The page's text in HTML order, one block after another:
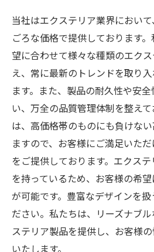
当社はエクステリア業界におい
ごろな価格で提供しております
望に合わせて様々な種類のエク
え、常に最新のトレンドを取り
ます。また、製品の耐久性や安
い、万全の品質管理体制を整え
は、高価格帯のものにも負けな
ますので、お客様にご満足いた
をご提供しております。エクス
を持っているため、お客様の希
が可能です。豊富なデザインを
ださい。私たちは、リーズナブ
ステリア製品を提供し、お客様